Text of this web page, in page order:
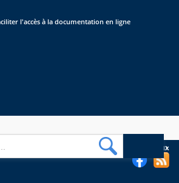
l'accès à la documentation en ligne
de l'EHESP sur les réseaux sociaux